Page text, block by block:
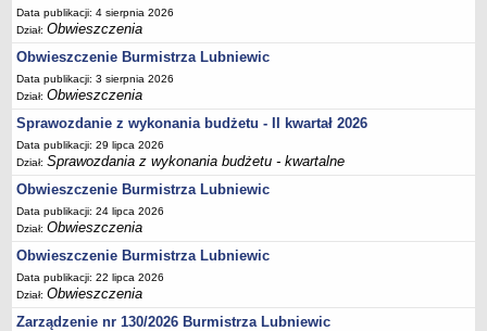
Sprawozdania z wykonania budżetu - kwartalne
Sprawozdania z wykonania budżetu - półroczne, roczne
Umorzenia, odroczenia, raty
Fundacje i Stowarzyszenia dofinansowane z JST
Pomoc publiczna
Budżet obywatelski
Majątek jednostek podległych
Koszt wychowania przedszkolnego
Stawki czynszów najmu lokali mieszkalnych
Zamówienia publiczne
Sprzedaż mienia
Data publikacji: 4 sierpnia 2026
Dział:Obwieszczenia
Obwieszczenie Burmistrza Lubniewic
Data publikacji: 3 sierpnia 2026
Dział:Obwieszczenia
Sprawozdanie z wykonania budżetu - II kwartał 2026
Data publikacji: 29 lipca 2026
Dział:Sprawozdania z wykonania budżetu - kwartalne
Obwieszczenie Burmistrza Lubniewic
Data publikacji: 24 lipca 2026
Dział:Obwieszczenia
Obwieszczenie Burmistrza Lubniewic
Data publikacji: 22 lipca 2026
Dział:Obwieszczenia
Zarządzenie nr 130/2026 Burmistrza Lubniewic